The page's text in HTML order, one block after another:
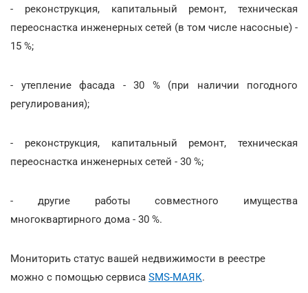
- реконструкция, капитальный ремонт, техническая
переоснастка инженерных сетей (в том числе насосные) -
15 %;
- утепление фасада - 30 % (при наличии погодного
регулирования);
- реконструкция, капитальный ремонт, техническая
переоснастка инженерных сетей - 30 %;
- другие работы совместного имущества
многоквартирного дома - 30 %.
Мониторить статус вашей недвижимости в реестре
можно с помощью сервиса SMS-МАЯК.